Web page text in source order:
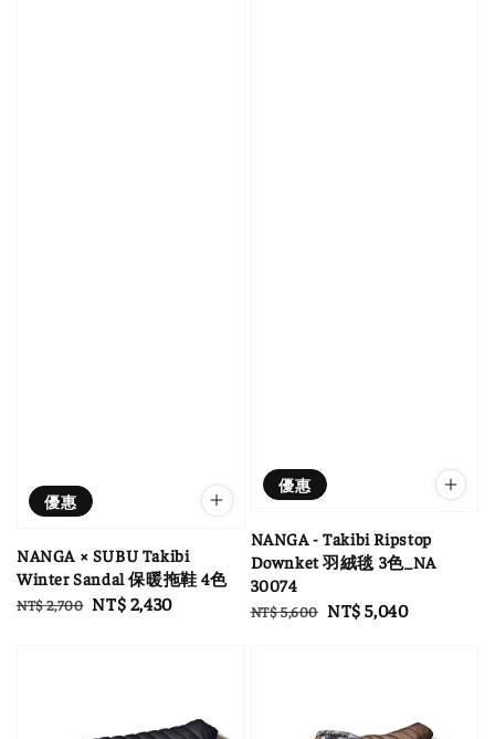
優惠
NANGA × SUBU Takibi
Winter Sandal 保暖拖鞋 4色
Regular
NT$ 2,700 Sale
NT$ 2,430
優惠
NANGA - Takibi Ripstop
Downket 羽絨毯 3色_NA
30074
Regular
NT$ 5,600 Sale
NT$ 5,040